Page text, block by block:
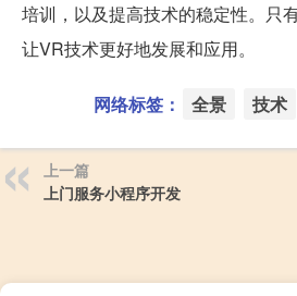
培训，以及提高技术的稳定性。只
让VR技术更好地发展和应用。
网络标签： 全景 技术
上一篇
上门服务小程序开发